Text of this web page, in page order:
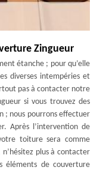
Zingueur
étanche ; pour qu’elle
diverses intempéries et
pas à contacter notre
si vous trouvez des
; nous pourrons effectuer
Après l’intervention de
toiture sera comme
plus à contacter
éléments de couverture